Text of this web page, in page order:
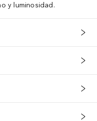
y luminosidad.